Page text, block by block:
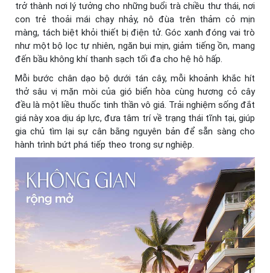
trở thành nơi lý tưởng cho những buổi trà chiều thư thái, nơi
con trẻ thoải mái chạy nhảy, nô đùa trên thảm cỏ mịn
màng, tách biệt khỏi thiết bị điện tử. Góc xanh đóng vai trò
như một bộ lọc tự nhiên, ngăn bụi mịn, giảm tiếng ồn, mang
đến bầu không khí thanh sạch tối đa cho hệ hô hấp.
Mỗi bước chân dạo bộ dưới tán cây, mỗi khoảnh khắc hít
thở sâu vị mặn mòi của gió biển hòa cùng hương cỏ cây
đều là một liều thuốc tinh thần vô giá. Trải nghiệm sống đắt
giá này xoa dịu áp lực, đưa tâm trí về trạng thái tĩnh tại, giúp
gia chủ tìm lại sự cân bằng nguyên bản để sẵn sàng cho
hành trình bứt phá tiếp theo trong sự nghiệp.